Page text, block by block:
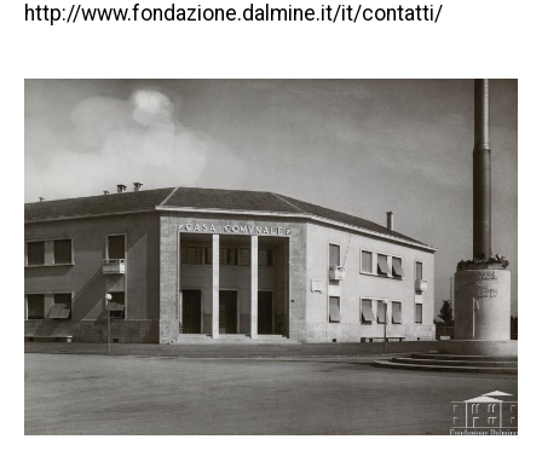
http://www.fondazione.dalmine.it/it/contatti/